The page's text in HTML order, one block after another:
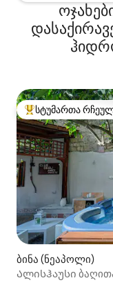
სტუმართა რჩეული
სტუმართა
ბინა (ნეაპოლი)
Ალისჰაუსი